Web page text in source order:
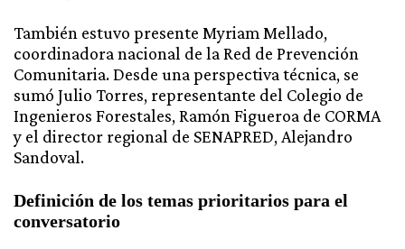
También estuvo presente Myriam Mellado,
coordinadora nacional de la Red de Prevención
Comunitaria. Desde una perspectiva técnica, se
sumó Julio Torres, representante del Colegio de
Ingenieros Forestales, Ramón Figueroa de CORMA
y el director regional de SENAPRED, Alejandro
Sandoval.
Definición de los temas prioritarios para el
conversatorio